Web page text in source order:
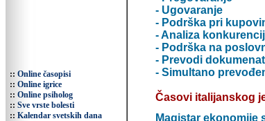
:: Online časopisi
:: Online igrice
:: Online psiholog
:: Sve vrste bolesti
:: Kalendar svetskih dana
- Ugovaranje
- Podrška pri
- Analiza
- Podrška na
- Prevodi
- Simultano
Časovi italijanskog
Magistar ekonomije